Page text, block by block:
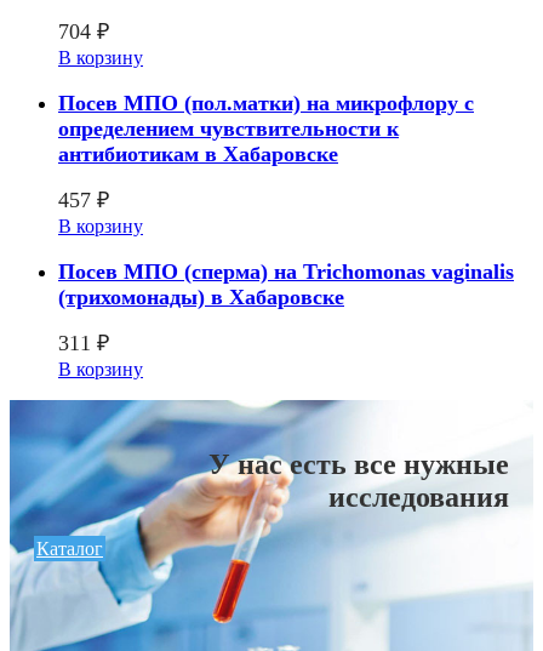
704 ₽
В корзину
Посев МПО (пол.матки) на микрофлору с
определением чувcтвительности к
антибиотикам в Хабаровске
457 ₽
В корзину
Посев МПО (сперма) на Trichomonas vaginalis
(трихомонады) в Хабаровске
311 ₽
В корзину
У нас есть все нужные
исследования
Каталог